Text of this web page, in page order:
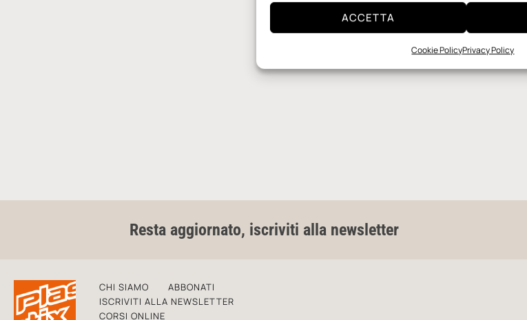
ACCETTA
Cookie PolicyPrivacy Policy
Resta aggiornato, iscriviti alla newsletter
CHI SIAMO
ABBONATI
ISCRIVITI ALLA NEWSLETTER
CORSI ONLINE